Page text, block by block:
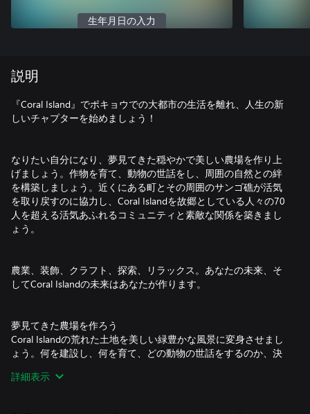
生年月日の入力
説明
『Coral Island』でポキョウでの大都市の生活を離れ、人生の新
しいチャプターを始めましょう！
なりたい自分になり、夢見てきた穏やかで美しい農場を作り上
げましょう。作物を育て、動物の世話をし、周囲の自然との絆
を構築しましょう。近くにある町とその周囲のサンゴ礁が活気
を取り戻すのに協力し、Coral Islandを故郷としている人々の70
人を超える活気あふれるコミュニティと素敵な関係を築きまし
ょう。
農業、装飾、クラフト、探索、リラックス。あなたの未来、そ
してCoral Islandの未来はあなたが作ります。
夢見てきた農場を作ろう
Coral Islandの荒れた土地を美しい緑豊かな風景に変身させまし
ょう。何を建設し、何を育て、どの動物の世話をするのか、決
詳細表示